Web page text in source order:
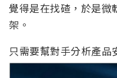
覺得是在找碴，於是微
架。
只需要幫對手分析產品